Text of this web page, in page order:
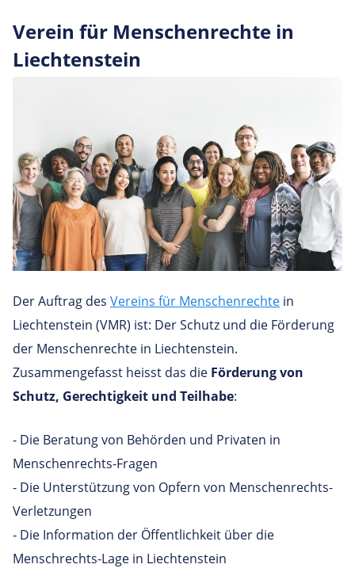
Verein für Men­schen­rechte in
Liechtenstein
Der Auftrag des Vereins für Menschenrechte in
Liechtenstein (VMR) ist: Der Schutz und die Förderung
der Menschenrechte in Liechtenstein.
Zusammengefasst heisst das die Förderung von
Schutz, Gerechtigkeit und Teilhabe:
- Die Beratung von Behörden und Privaten in
Menschenrechts-Fragen
- Die Unterstützung von Opfern von Menschenrechts-
Verletzungen
- Die Information der Öffentlichkeit über die
Menschrechts-Lage in Liechtenstein